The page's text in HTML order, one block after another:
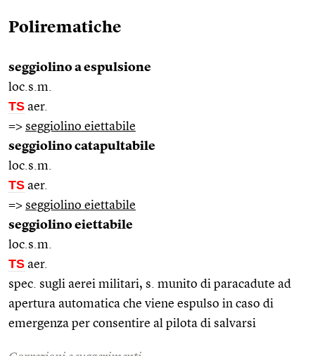
Polirematiche
seggiolino a espulsione
loc.s.m.
TS aer.
=> seggiolino eiettabile
seggiolino catapultabile
loc.s.m.
TS aer.
=> seggiolino eiettabile
seggiolino eiettabile
loc.s.m.
TS aer.
spec. sugli aerei militari, s. munito di paracadute ad
apertura automatica che viene espulso in caso di
emergenza per consentire al pilota di salvarsi